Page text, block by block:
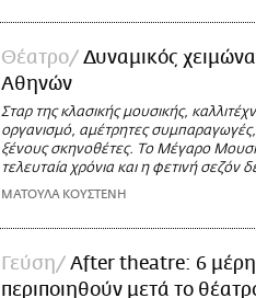
Θέατρο
Δυναμικός
Αθηνών
Σταρ της κλασικής μουσικής,
οργανισμό, αμέτρητες
ξένους σκηνοθέτες. Το Μέγαρο
τελευταία χρόνια και η φετινή σεζόν
ΜΑΤΟΥΛΑ ΚΟΥΣΤΕΝΗ
Γεύση
After theatre: 6 μέρη
περιποιηθούν μετά το